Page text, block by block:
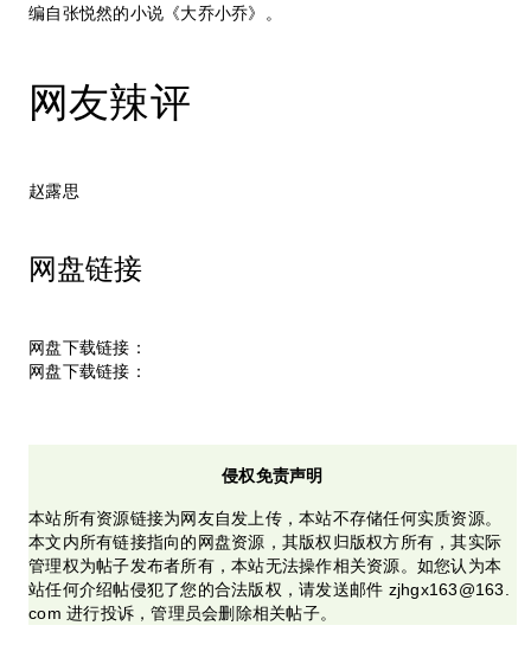
编自张悦然的小说《大乔小乔》。
网友辣评
赵露思
网盘链接
网盘下载链接：
网盘下载链接：
侵权免责声明
本站所有资源链接为网友自发上传，本站不存储任何实质资源。
本文内所有链接指向的网盘资源，其版权归版权方所有，其实际
管理权为帖子发布者所有，本站无法操作相关资源。如您认为本
站任何介绍帖侵犯了您的合法版权，请发送邮件 zjhgx163@163.
com 进行投诉，管理员会删除相关帖子。